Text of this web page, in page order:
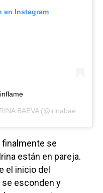
en Instagram
BAEVA(@irinabaeva) el
finalmente se
están en pareja.
el inicio del
se esconden y